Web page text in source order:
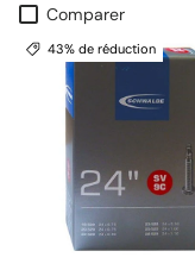
Comparer
43% de réduction